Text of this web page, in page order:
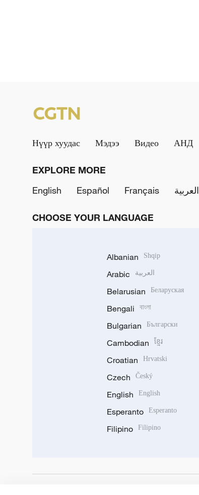
Нүүр хуудас Мэдээ Видео АНД
EXPLORE MORE
English
Español Français العربية
CHOOSE YOUR LANGUAGE
Albanian Shqip
Arabic العربية
Belarusian Беларуская
Bengali বাংলা
Bulgarian Български
Cambodian ខ្មែរ
Croatian Hrvatski
Czech Český
English English
Esperanto Esperanto
Filipino Filipino